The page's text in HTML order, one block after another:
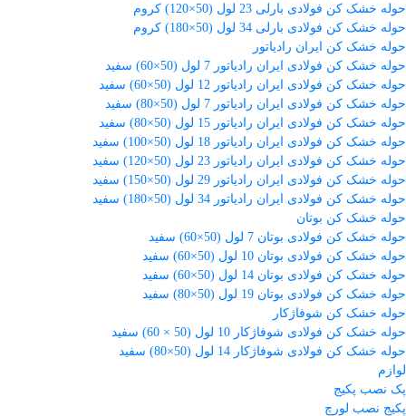
حوله خشک کن فولادی بارلی 23 لول (50×120) کروم
حوله خشک کن فولادی بارلی 34 لول (50×180) کروم
حوله خشک کن ایران رادیاتور
حوله خشک کن فولادی ایران رادیاتور 7 لول (50×60) سفید
حوله خشک کن فولادی ایران رادیاتور 12 لول (50×60) سفید
حوله خشک کن فولادی ایران رادیاتور 7 لول (50×80) سفید
حوله خشک کن فولادی ایران رادیاتور 15 لول (50×80) سفید
حوله خشک کن فولادی ایران رادیاتور 18 لول (50×100) سفید
حوله خشک کن فولادی ایران رادیاتور 23 لول (50×120) سفید
حوله خشک کن فولادی ایران رادیاتور 29 لول (50×150) سفید
حوله خشک کن فولادی ایران رادیاتور 34 لول (50×180) سفید
حوله خشک کن بوتان
حوله خشک کن فولادی بوتان 7 لول (50×60) سفید
حوله خشک کن فولادی بوتان 10 لول (50×60) سفید
حوله خشک کن فولادی بوتان 14 لول (50×60) سفید
حوله خشک کن فولادی بوتان 19 لول (50×80) سفید
حوله خشک کن شوفاژکار
حوله خشک کن فولادی شوفاژکار 10 لول (50 × 60) سفید
حوله خشک کن فولادی شوفاژکار 14 لول (50×80) سفید
لوازم
پک نصب پکیج
پکیج نصب لورچ